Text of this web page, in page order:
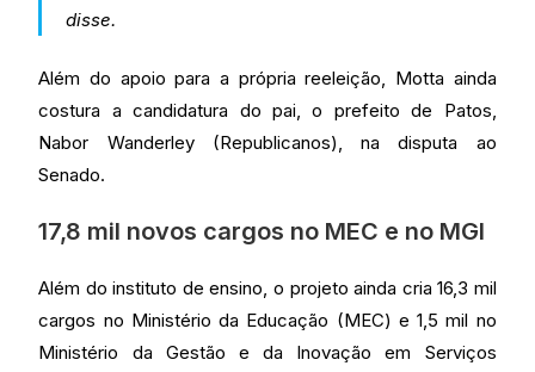
disse.
Além do apoio para a própria reeleição, Motta ainda
costura a candidatura do pai, o prefeito de Patos,
Nabor Wanderley (Republicanos), na disputa ao
Senado.
17,8 mil novos cargos no MEC e no MGI
Além do instituto de ensino, o projeto ainda cria 16,3 mil
cargos no Ministério da Educação (MEC) e 1,5 mil no
Ministério da Gestão e da Inovação em Serviços